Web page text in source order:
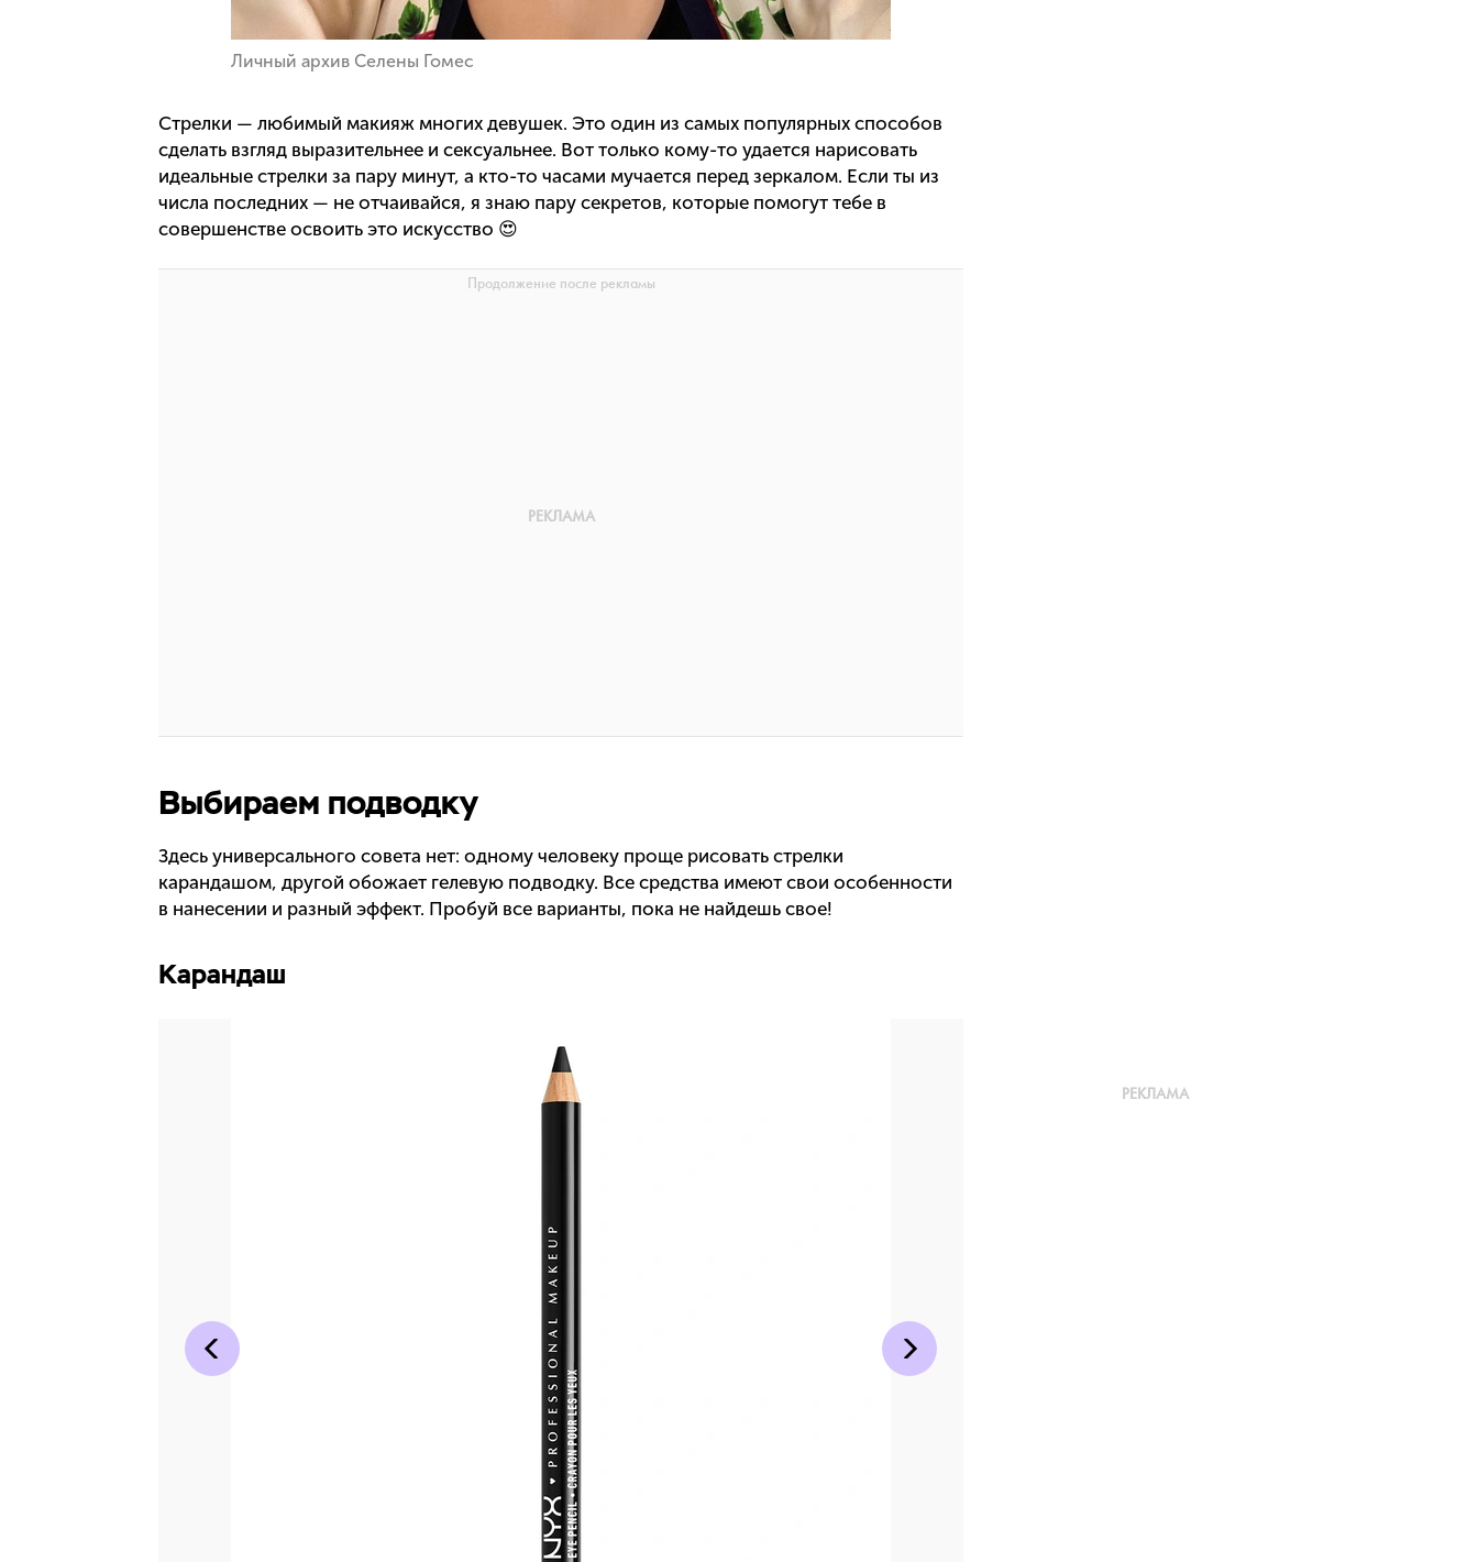
Личный архив Селены Гомес
Стрелки — любимый макияж многих девушек. Это один из самых популярных способов
сделать взгляд выразительнее и сексуальнее. Вот только кому-то удается нарисовать
идеальные стрелки за пару минут, а кто-то часами мучается перед зеркалом. Если ты из
числа последних — не отчаивайся, я знаю пару секретов, которые помогут тебе в
совершенстве освоить это искусство 😍
Выбираем подводку
Здесь универсального совета нет: одному человеку проще рисовать стрелки
карандашом, другой обожает гелевую подводку. Все средства имеют свои особенности
в нанесении и разный эффект. Пробуй все варианты, пока не найдешь свое!
Карандаш